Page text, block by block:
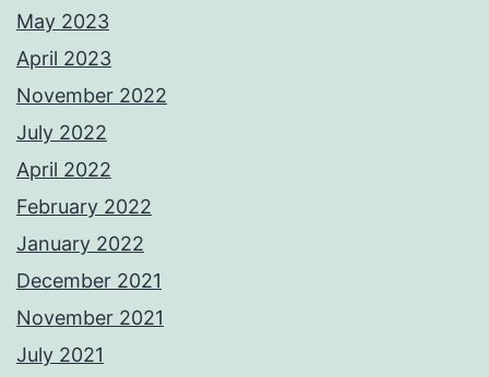
May 2023
April 2023
November 2022
July 2022
April 2022
February 2022
January 2022
December 2021
November 2021
July 2021